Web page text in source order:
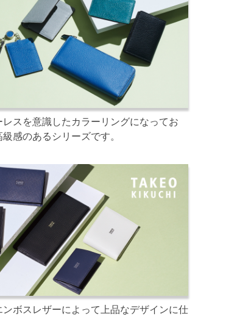
スを意識したカラーリングになってお
感のあるシリーズです。
ボスレザーによって上品なデザインに仕